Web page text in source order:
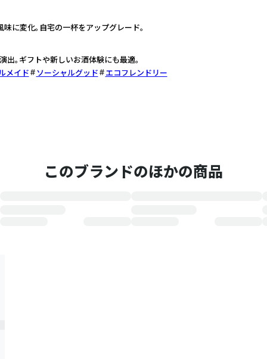
に変化。自宅の一杯をアップグレード。
。ギフトや新しいお酒体験にも最適。
メイド
ソーシャルグッド エコフレンドリー
このブランドのほかの商品